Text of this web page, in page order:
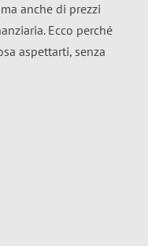
anche di prezzi
Ecco perché
aspettarti, senza